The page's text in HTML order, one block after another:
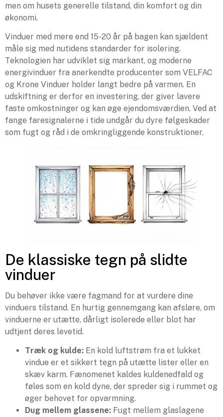
men om husets generelle tilstand, din komfort og din
økonomi.
Vinduer med mere end 15-20 år på bagen kan sjældent
måle sig med nutidens standarder for isolering.
Teknologien har udviklet sig markant, og moderne
energivinduer fra anerkendte producenter som VELFAC
og Krone Vinduer holder langt bedre på varmen. En
udskiftning er derfor en investering, der giver lavere
faste omkostninger og kan øge ejendomsværdien. Ved at
fange faresignalerne i tide undgår du dyre følgeskader
som fugt og råd i de omkringliggende konstruktioner.
De klassiske tegn på slidte
vinduer
Du behøver ikke være fagmand for at vurdere dine
vinduers tilstand. En hurtig gennemgang kan afsløre, om
vinduerne er utætte, dårligt isolerede eller blot har
udtjent deres levetid.
Træk og kulde: En kold luftstrøm fra et lukket
vindue er et sikkert tegn på utætte lister eller en
skæv karm. Fænomenet kaldes kuldenedfald og
føles som en kold dyne, der spreder sig i rummet og
øger behovet for opvarmning.
Dug mellem glassene: Fugt mellem glaslagene